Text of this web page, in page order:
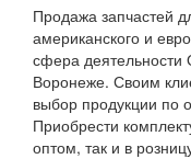
Продажа запчастей
американского и
сфера
Воронеже. Своим
выбор продукции по
Приобрести
оптом, так и в